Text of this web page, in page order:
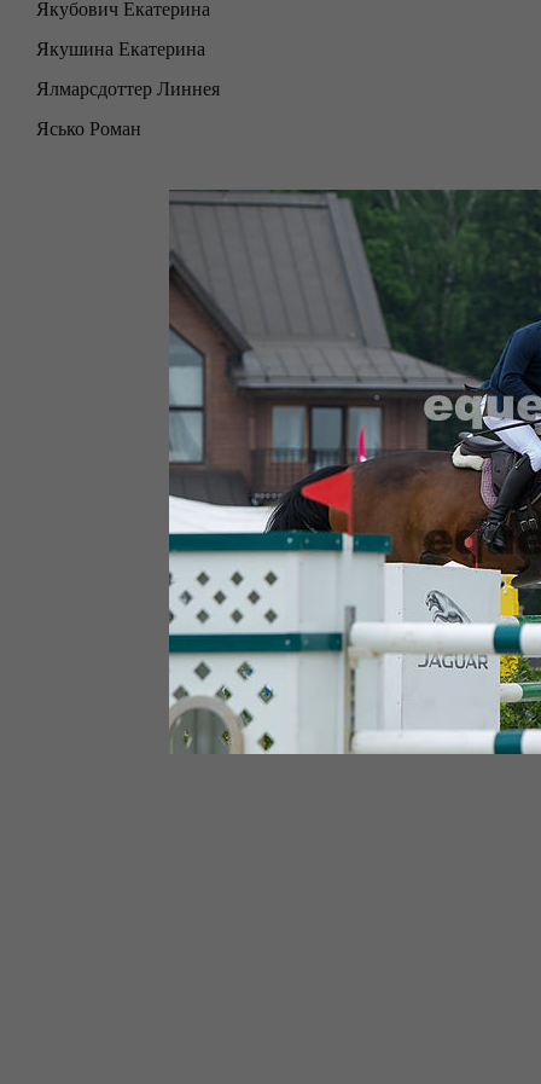
Якубович Екатерина
Якушина Екатерина
Ялмарсдоттер Линнея
Ясько Роман